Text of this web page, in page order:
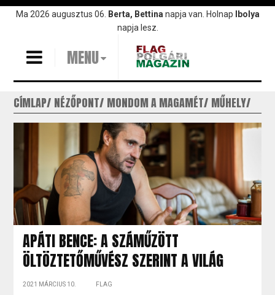
UgrásMa 2026 augusztus 06. Berta, Bettina napja van. Holnap
Ibolya
napja lesz.
MENU
CÍMLAP NÉZŐPONT MONDOM A MAGAMÉT MŰHELY
APÁTI BENCE: A SZÁMŰZÖTT
ÖLTÖZTETŐMŰVÉSZ SZERINT A VILÁG
2021 MÁRCIUS 10. FLAG